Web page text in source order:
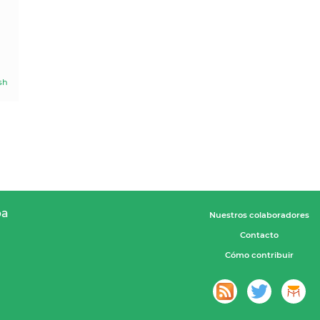
Nuestros colaboradores
Contacto
Cómo contribuir